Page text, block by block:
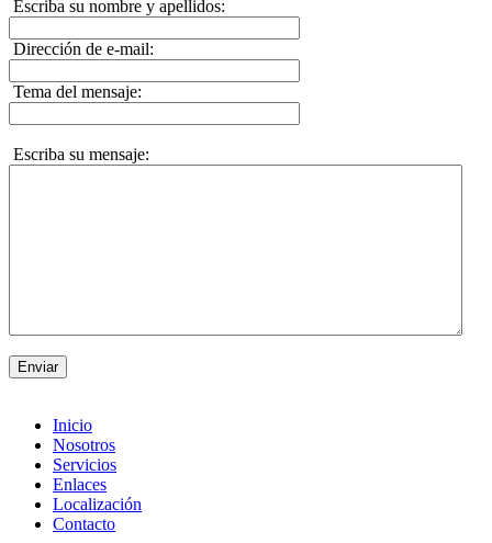
Escriba su nombre y apellidos:
Dirección de e-mail:
Tema del mensaje:
Escriba su mensaje:
Enviar
Inicio
Nosotros
Servicios
Enlaces
Localización
Contacto